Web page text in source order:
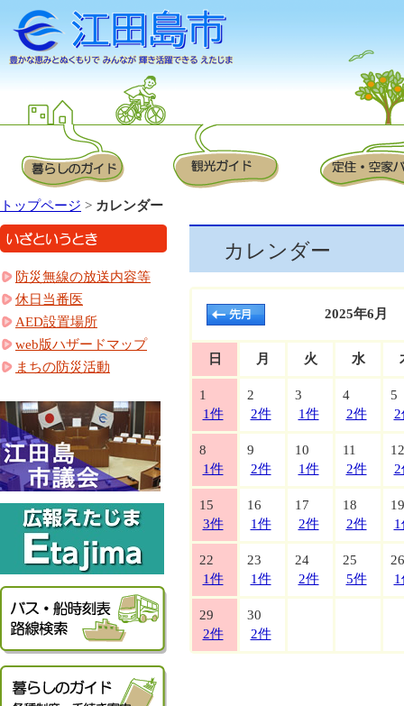
トップページ > カレンダー
カレンダー
2025年6月
日 月 火 水
1
1件
2
2件
3
1件
4
2件
5
8
1件
9
2件
10
1件
11
2件
12
15
3件
16
1件
17
2件
18
2件
19
22
1件
23
1件
24
2件
25
5件
26
29
2件
30
2件
防災無線の放送内容等
休日当番医
AED設置場所
web版ハザードマップ
まちの防災活動